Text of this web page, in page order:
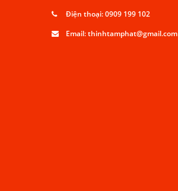
Điện thoại:0909 199 102
Email:thinhtamphat@gmail.com